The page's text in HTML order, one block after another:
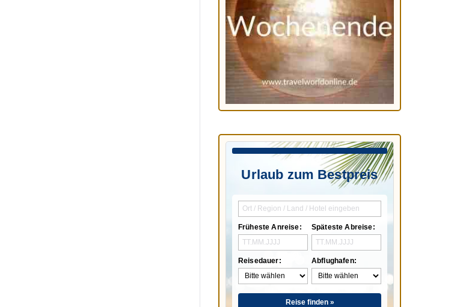
Urlaub zum Bestpreis
Früheste Anreise:
Reisedauer:
Späteste Abreise:
Abflughafen:
Reise finden »